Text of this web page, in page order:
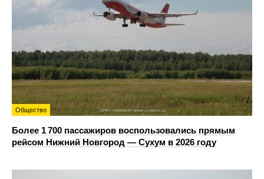
Общество
Более 1 700 пассажиров воспользовались прямым
рейсом Нижний Новгород — Сухум в 2026 году